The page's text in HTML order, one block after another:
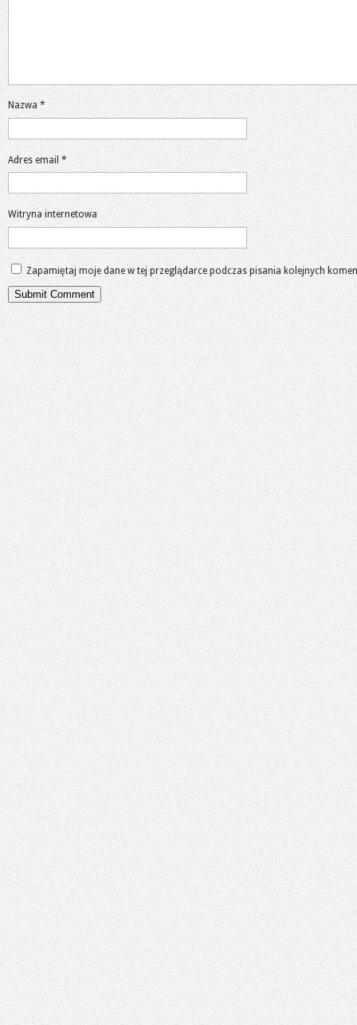
Nazwa *
Adres email *
Witryna internetowa
Zapamiętaj moje dane w tej przeglądarce podczas pisania kolejnych